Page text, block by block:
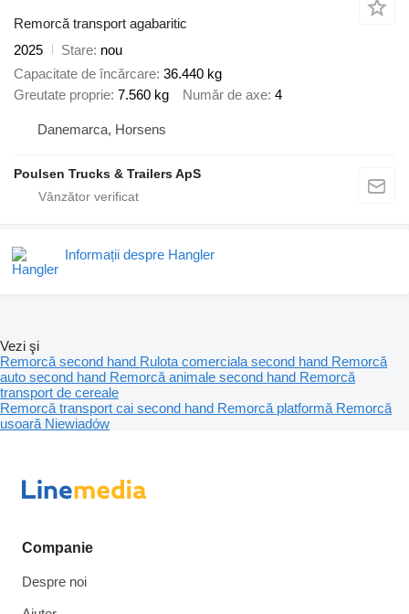
Remorcă transport agabaritic
2025
Stare nou
Capacitate de încărcare 36.440 kg
Greutate proprie 7.560 kg Număr de axe 4
Danemarca, Horsens
Poulsen Trucks & Trailers ApS
Informații despre Hangler
Vezi şi
Remorcă second hand Rulota comerciala second hand Remorcă
auto second hand Remorcă animale second hand Remorcă
transport de cereale
Remorcă transport cai second hand Remorcă platformă Remorcă
usoară Niewiadów
Companie
Despre noi